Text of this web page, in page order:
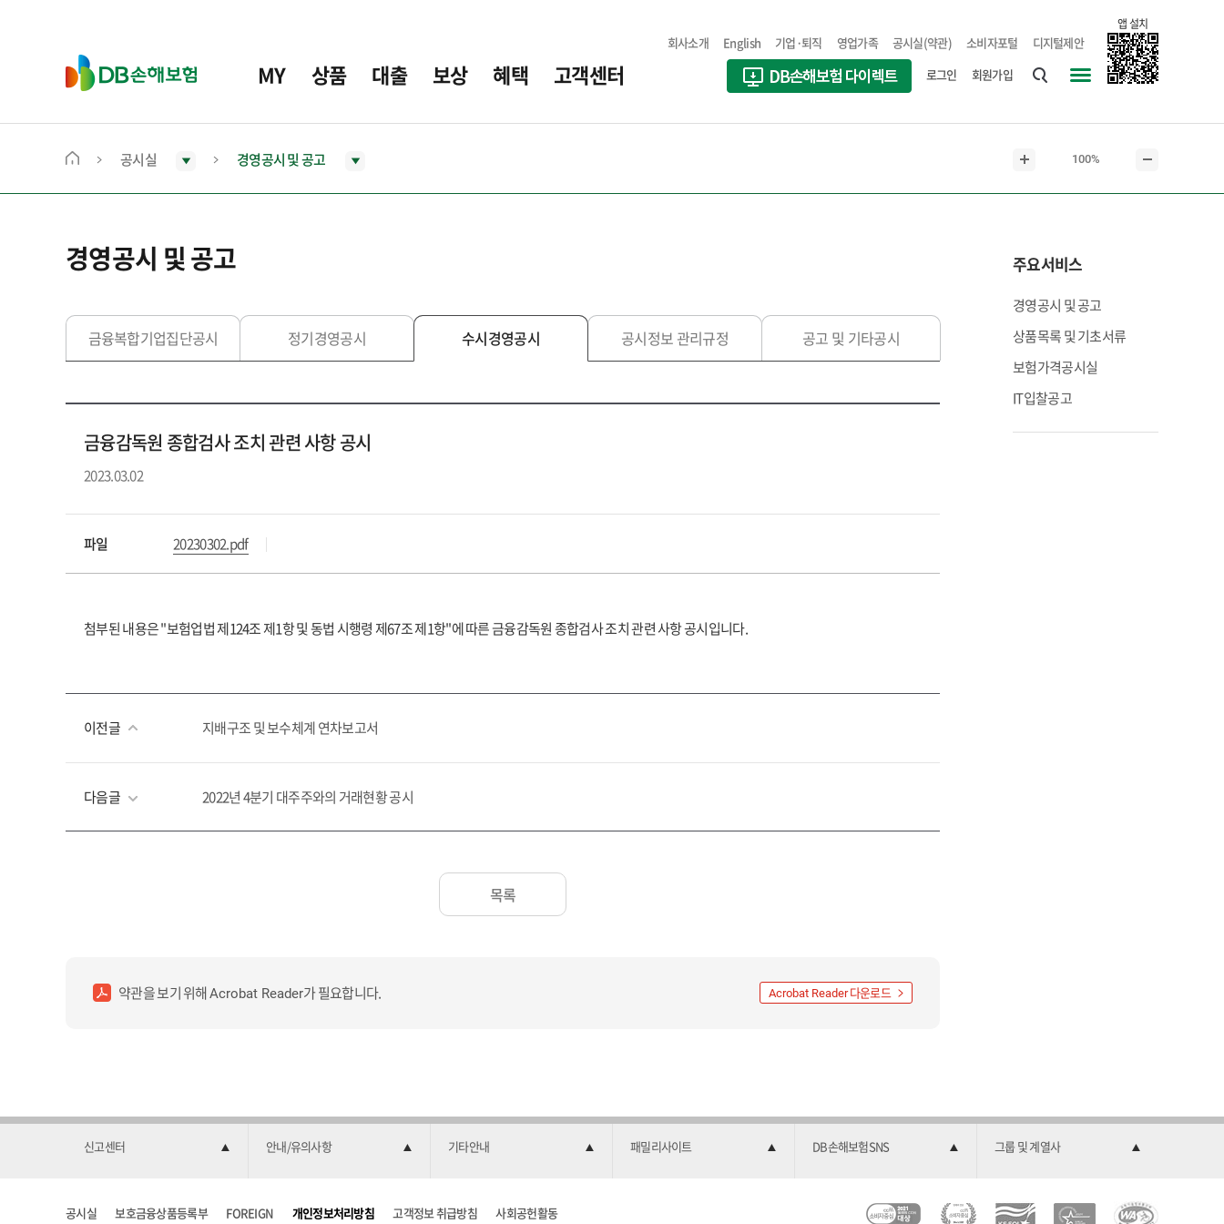
D
B
보
MY 상품 대출 보상 혜택 고객센터
회사소개 English 기업·퇴직 영업가족 공시실(약관) 소비자포털 디지털제안
앱 설치
로그인
회원가입
맵
메
으
로
동
공시실 경영공시 및 공고
본
문
현
기
100%
문
경영공시 및 공고
금융복합기업집단공시 정기경영공시 수시경영공시 공시정보 관리규정 공고 및 기타공시
금융감독원 종합검사 조치 관련 사항 공시
2023.03.02
파일 20230302.pdf
첨부된 내용은 "보험업법 제124조 제1항 및 동법 시행령 제67조 제1항"에 따른 금융감독원 종합검사 조치 관련 사항 공시입니다.
이전글 지배구조 및 보수체계 연차보고서
다음글 2022년 4분기 대주주와의 거래현황 공시
목록
약관을 보기 위해Acrobat Reader가 필요합니다. Acrobat Reader다운로드
주요서비스
경영공시 및 공고
상품목록 및 기초서류
보험가격공시실
IT입찰공고
신고센터 안내/유의사항 기타안내 패밀리사이트 DB손해보험SNS 그룹 및 계열사
공시실 보호금융상품등록부 FOREIGN 개인정보처리방침 고객정보 취급방침 사회공헌활동 C 소 2 한 과